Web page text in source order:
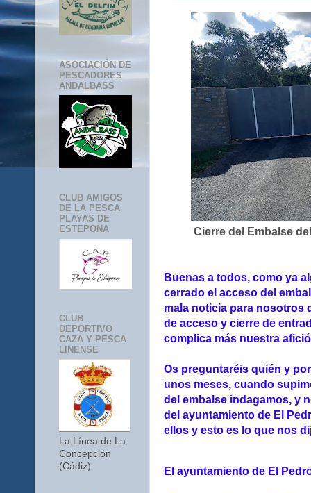
Cierre del Embalse
Buenas a todos, como ya
cerrado el acceso del
mala noticia para nosotros
de acceso y cierre de
complica más nuestra
Os preguntaréis quién y
unos meses, cuando
del embalse indagamos, y
del ayuntamiento de El
ellos y esto es lo que nos
El ayuntamiento de El
ASOCIACIÓN DE
PESCADORES
ANDALBASS
CLUB AMIGOS
DE LA PESCA
PLAYAS DE
ESTEPONA
CLUB
DEPORTIVO
CAZA Y PESCA
LINENSE
La Línea de La
Concepción
(Cádiz)